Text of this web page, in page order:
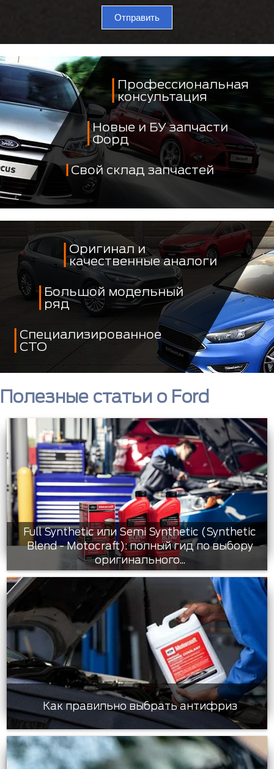
Отправить
Профессиональная
консультация
Новые и БУ запчасти
Форд
Свой склад запчастей
Оригинал и
качественные аналоги
Большой модельный
ряд
Специализированное
СТО
Полезные статьи о Ford
Full Synthetic или Semi Synthetic (Synthetic
Blend - Motocraft): полный гид по выбору
оригинального...
Как правильно выбрать антифриз